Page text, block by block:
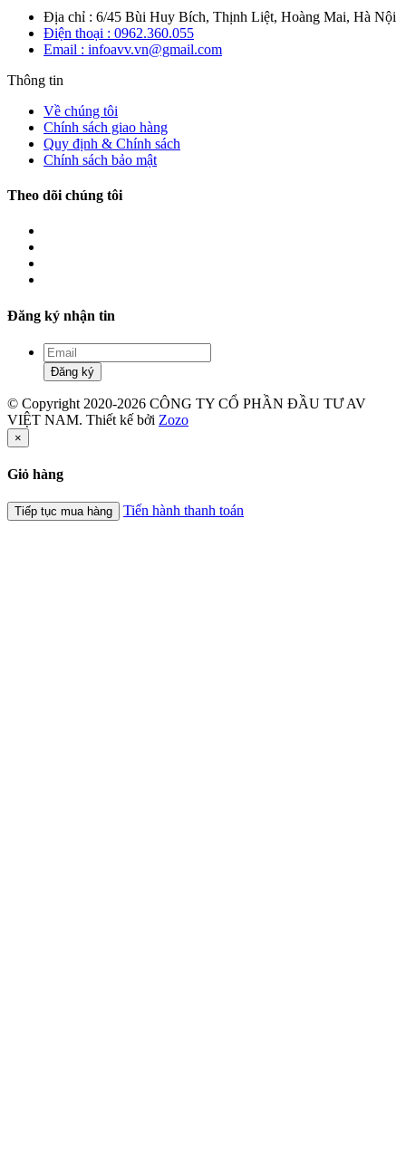
Địa chỉ : 6/45 Bùi Huy Bích, Thịnh Liệt, Hoàng Mai, Hà Nội
Điện thoại : 0962.360.055
Email : infoavv.vn@gmail.com
Thông tin
Về chúng tôi
Chính sách giao hàng
Quy định & Chính sách
Chính sách bảo mật
Theo dõi chúng tôi
Đăng ký nhận tin
Đăng ký
© Copyright 2020-2026 CÔNG TY CỔ PHẦN ĐẦU TƯ AV
VIỆT NAM. Thiết kế bởi Zozo
×
Giỏ hàng
Tiếp tục mua hàng Tiến hành thanh toán